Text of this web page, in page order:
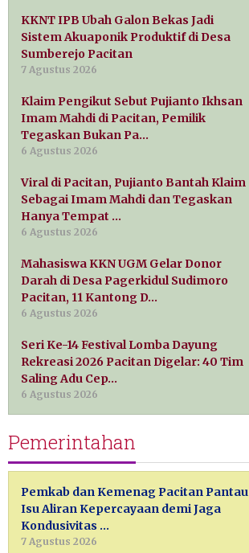
KKNT IPB Ubah Galon Bekas Jadi
Sistem Akuaponik Produktif di Desa
Sumberejo Pacitan
7 Agustus 2026
Klaim Pengikut Sebut Pujianto Ikhsan
Imam Mahdi di Pacitan, Pemilik
Tegaskan Bukan Pa…
6 Agustus 2026
Viral di Pacitan, Pujianto Bantah Klaim
Sebagai Imam Mahdi dan Tegaskan
Hanya Tempat …
6 Agustus 2026
Mahasiswa KKN UGM Gelar Donor
Darah di Desa Pagerkidul Sudimoro
Pacitan, 11 Kantong D…
6 Agustus 2026
Seri Ke-14 Festival Lomba Dayung
Rekreasi 2026 Pacitan Digelar: 40 Tim
Saling Adu Cep…
6 Agustus 2026
Pemerintahan
Pemkab dan Kemenag Pacitan Pantau
Isu Aliran Kepercayaan demi Jaga
Kondusivitas …
7 Agustus 2026